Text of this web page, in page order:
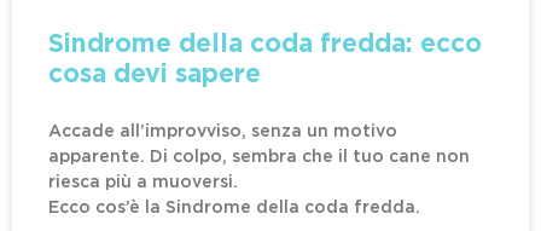
Sindrome della coda fredda: ecco
cosa devi sapere
Accade all’improvviso, senza un motivo
apparente. Di colpo, sembra che il tuo cane non
riesca più a muoversi.
Ecco cos’è la Sindrome della coda fredda.